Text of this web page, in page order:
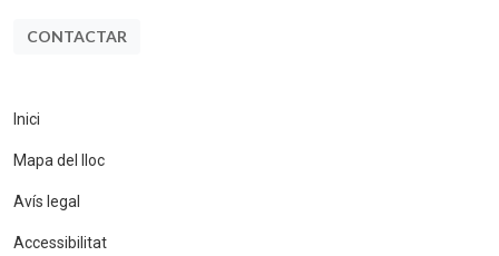
CONTACTAR
Inici
Mapa del lloc
Avís legal
Accessibilitat